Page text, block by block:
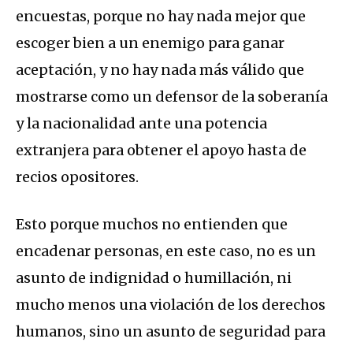
encuestas, porque no hay nada mejor que
escoger bien a un enemigo para ganar
aceptación, y no hay nada más válido que
mostrarse como un defensor de la soberanía
y la nacionalidad ante una potencia
extranjera para obtener el apoyo hasta de
recios opositores.
Esto porque muchos no entienden que
encadenar personas, en este caso, no es un
asunto de indignidad o humillación, ni
mucho menos una violación de los derechos
humanos, sino un asunto de seguridad para